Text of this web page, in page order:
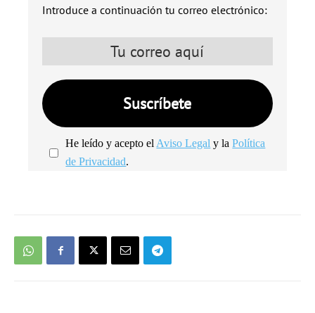
Introduce a continuación tu correo electrónico:
He leído y acepto el Aviso Legal y laPolítica
de Privacidad.